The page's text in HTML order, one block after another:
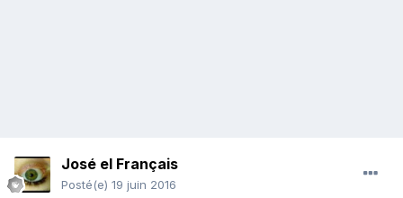
José el Français
Posté(e) 19 juin 2016